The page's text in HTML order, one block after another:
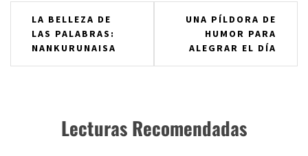
Navegación
entradas
LA BELLEZA DE
LAS PALABRAS:
NANKURUNAISA
UNA PÍLDORA DE
HUMOR PARA
ALEGRAR EL DÍA
Lecturas Recomendadas